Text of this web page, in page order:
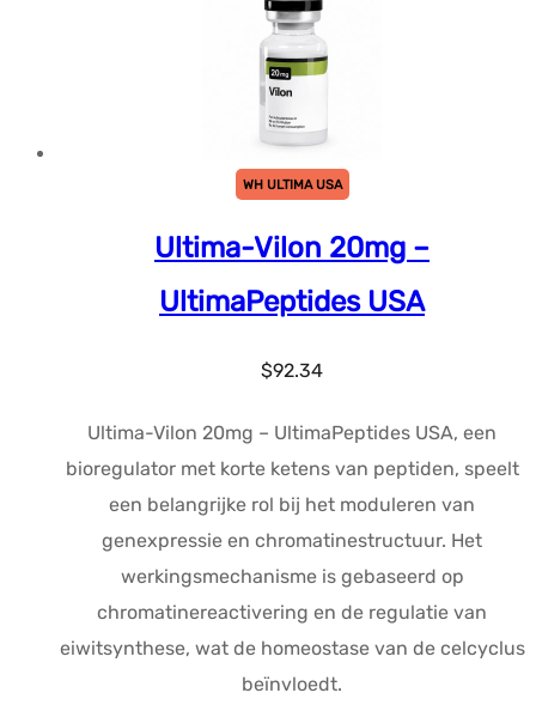
WH ULTIMA USA
Ultima-Vilon 20mg –
UltimaPeptides USA
$92.34
Ultima-Vilon 20mg – UltimaPeptides USA, een
bioregulator met korte ketens van peptiden, speelt
een belangrijke rol bij het moduleren van
genexpressie en chromatinestructuur. Het
werkingsmechanisme is gebaseerd op
chromatinereactivering en de regulatie van
eiwitsynthese, wat de homeostase van de celcyclus
beïnvloedt.